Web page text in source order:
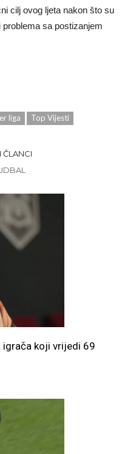
cilj ovog ljeta nakon što su
sa postizanjem
liga Top Vijesti
ČLANCI
igrača koji vrijedi 69